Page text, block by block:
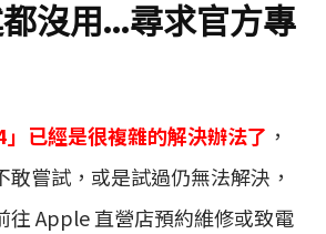
沒用…尋求官方專
」已經是很複雜的解決辦法了 ，
嘗試，或是試過仍無法解決，
往 Apple 直營店預約維修或致電